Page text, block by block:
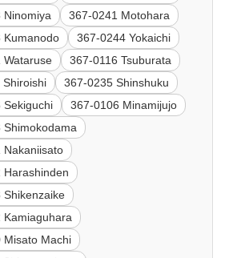
Ninomiya
367-0241 Motohara
Kumanodo
367-0244 Yokaichi
Wataruse
367-0116 Tsuburata
Shiroishi
367-0235 Shinshuku
Sekiguchi
367-0106 Minamijujo
Shimokodama
Nakaniisato
Harashinden
Shikenzaike
Kamiaguhara
Misato Machi